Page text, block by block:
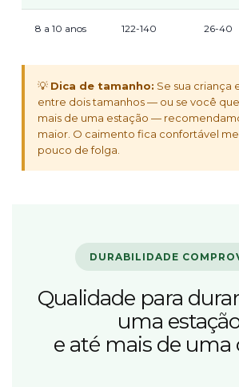
8 a 10 anos 122-140 26-40
💡 Dica de tamanho: Se sua criança
entre dois tamanhos — ou se você
mais de uma estação —
maior. O caimento fica confortável
pouco de folga.
DURABILIDADE
Qualidade para
uma
e até mais de uma